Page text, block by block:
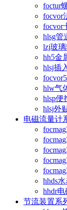
foctur
focvor
focvor
hlsg管
lzj玻
hh5金
hlsj插
hlw气
hlsp便
hlsj外
电磁流量计
hhds
hhdr
节流装置系